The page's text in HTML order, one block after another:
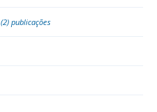
(2) publicações